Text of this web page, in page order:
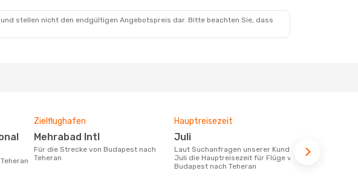
stellen nicht den endgültigen Angebotspreis dar. Bitte beachten Sie, dass
Zielflughafen
Mehrabad Intl
Für die Strecke von Budapest nach
Teheran
Hauptreisezeit
Juli
Laut Suchanfragen unserer Kunden ist
Juli die Hauptreisezeit für Flüge von
Budapest nach Teheran